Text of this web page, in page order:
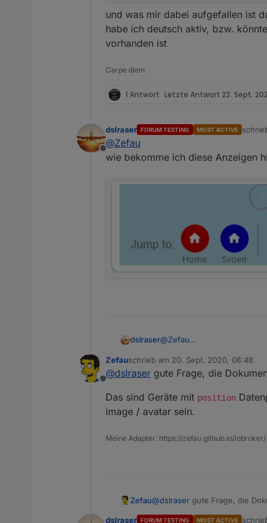
und was mir dabei aufgefallen ist
habe ich deutsch aktiv, bzw.
vorhanden ist
Carpe diem
1 Antwort Letzte Antwort 22. Sept.
Offline
dslraser FORUM TESTING MOST ACTIVE
@Zefau
wie bekomme ich diese Anzeigen
dslraser@Zefau
Offline
Zefauschrieb am 20. Sept. 2020, 08:48
zuletzt editiert von
@dslraser gute Frage, die
Das sind Geräte mit position
image / avatar sein.
Meine Adapter: https://zefau.github.io/iobroker/
Zefau@dslraser gute Frage, die
dslraser FORUM TESTING MOST ACTIVE